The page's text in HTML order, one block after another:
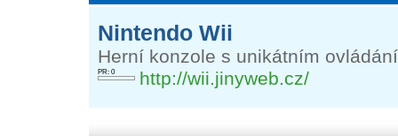
Nintendo Wii
Herní konzole s unikátním
PR: 0 http://wii.jinyweb.cz/